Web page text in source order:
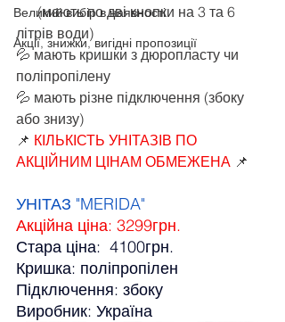
Великий вибір в наявності
Акції, знижки, вигідні пропозиції
      (мають по дві кнопки на 3 та 6
літрів води)
💦 мають кришки з дюропласту чи
поліпропілену
💦 мають різне підключення (збоку
або знизу)
📌 КІЛЬКІСТЬ УНІТАЗІВ ПО
АКЦІЙНИМ ЦІНАМ ОБМЕЖЕНА 📌
УНІТАЗ "MERIDA"
Акційна ціна: 3299грн.
Стара ціна:  4100грн.
Кришка: поліпропілен
Підключення: збоку
Виробник: Україна